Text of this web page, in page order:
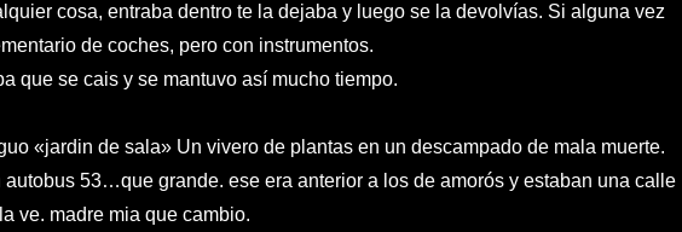
cosa, entraba dentro te la dejaba y luego se la devolvías. Si alguna vez
de coches, pero con instrumentos.
que se cais y se mantuvo así mucho tiempo.
«jardin de sala» Un vivero de plantas en un descampado de mala muerte.
53…que grande. ese era anterior a los de amorós y estaban una calle
ve. madre mia que cambio.